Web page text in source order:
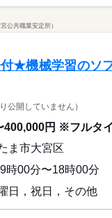
募集 交通費 勤務地
休 家庭都合休可
企業 外資系
ベンチャ
会保険制度 研修制度
数
ライアント先により異な
休暇３日
基本特徴
募集 交通費
選考完結
残10未満 土日祝休
企業 外資系
ベンチャ
会保険制度 研修制度
数
円～
ライアント先により異な
休暇３日
応募する
公共職業安定所）
★機械学習のソ
公開していません）
ま市大宮区
時00分〜18時00分
日，祝日，その他